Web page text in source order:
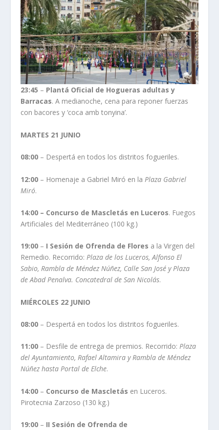
23:45 – Plantá Oficial de Hogueras adultas y
Barracas. A medianoche, cena para reponer fuerzas
con bacores y ‘coca amb tonyina’.
MARTES 21 JUNIO
08:00 – Despertá en todos los distritos fogueriles.
12:00 – Homenaje a Gabriel Miró en la Plaza Gabriel
Miró.
14:00 – Concurso de Mascletás en Luceros. Fuegos
Artificiales del Mediterráneo (100 kg.)
19:00 – I Sesión de Ofrenda de Flores a la Virgen del
Remedio. Recorrido:Plaza de los Luceros, Alfonso El
Sabio, Rambla de Méndez Núñez, Calle San José y Plaza
de Abad Penalva. Concatedral de San Nicolás.
MIÉRCOLES 22 JUNIO
08:00 – Despertá en todos los distritos fogueriles.
11:00 – Desfile de entrega de premios. Recorrido:Plaza
del Ayuntamiento, Rafael Altamira y Rambla de Méndez
Núñez hasta Portal de Elche.
14:00 – Concurso de Mascletás en Luceros.
Pirotecnia Zarzoso (130 kg.)
19:00 – II Sesión de Ofrenda de